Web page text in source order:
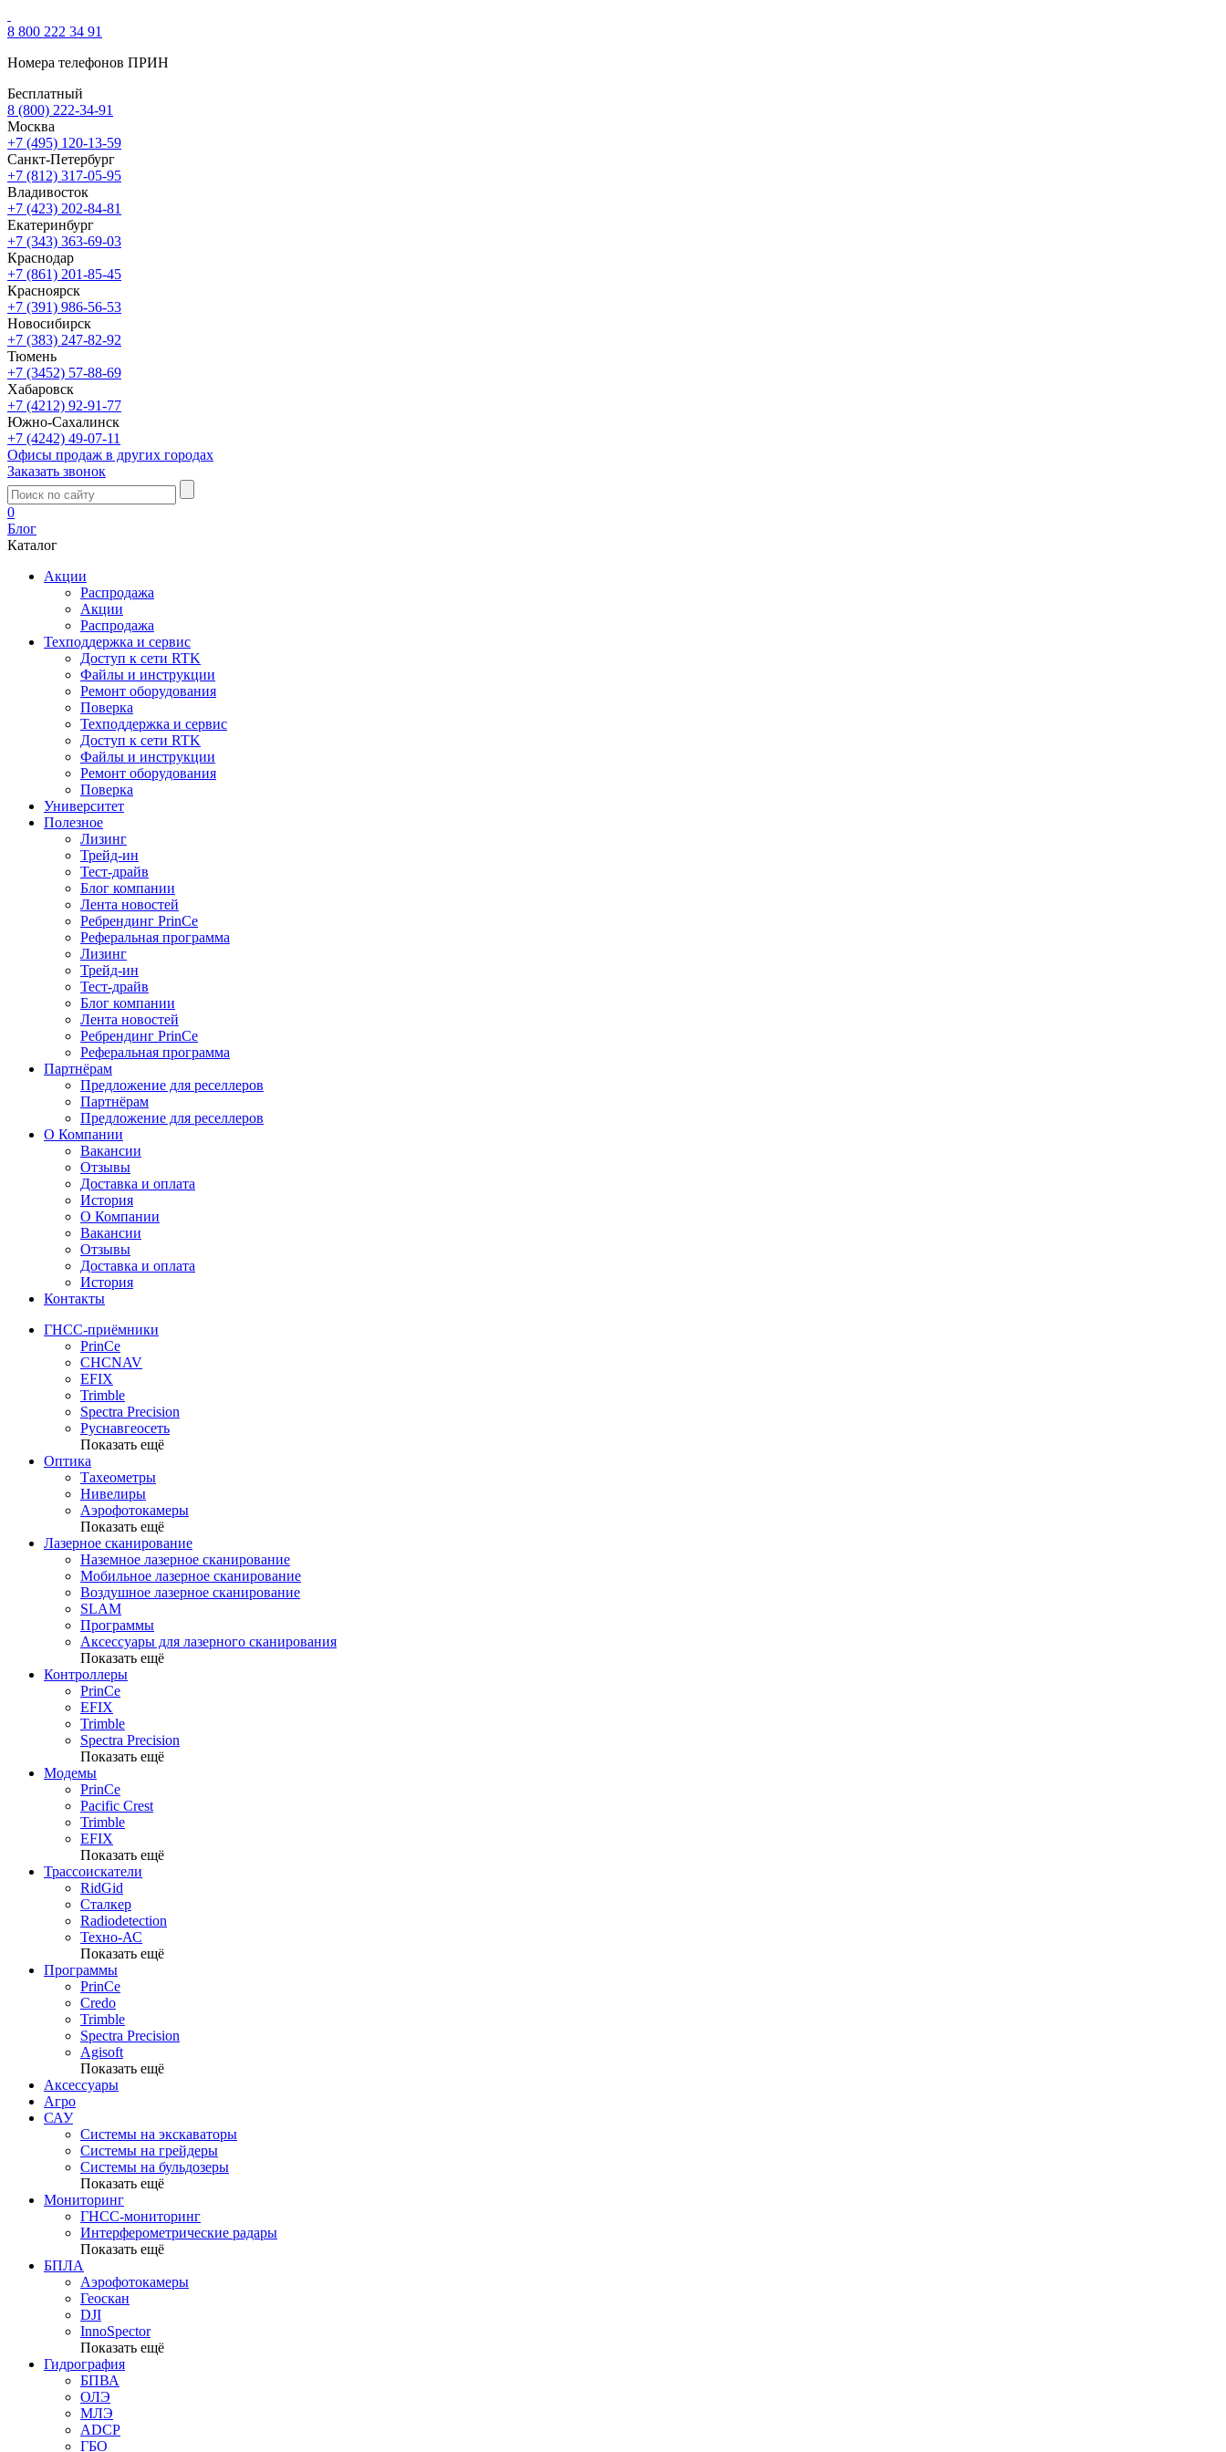
8 800 222 34 91
Номера телефонов ПРИН
Бесплатный
8 (800) 222-34-91
Москва
+7 (495) 120-13-59
Санкт-Петербург
+7 (812) 317-05-95
Владивосток
+7 (423) 202-84-81
Екатеринбург
+7 (343) 363-69-03
Краснодар
+7 (861) 201-85-45
Красноярск
+7 (391) 986-56-53
Новосибирск
+7 (383) 247-82-92
Тюмень
+7 (3452) 57-88-69
Хабаровск
+7 (4212) 92-91-77
Южно-Сахалинск
+7 (4242) 49-07-11
Офисы продаж в других городах
Заказать звонок
0
Блог
Каталог
Акции
Распродажа
Акции
Распродажа
Техподдержка и сервис
Доступ к сети RTK
Файлы и инструкции
Ремонт оборудования
Поверка
Техподдержка и сервис
Доступ к сети RTK
Файлы и инструкции
Ремонт оборудования
Поверка
Университет
Полезное
Лизинг
Трейд-ин
Тест-драйв
Блог компании
Лента новостей
Ребрендинг PrinCe
Реферальная программа
Лизинг
Трейд-ин
Тест-драйв
Блог компании
Лента новостей
Ребрендинг PrinCe
Реферальная программа
Партнёрам
Предложение для реселлеров
Партнёрам
Предложение для реселлеров
О Компании
Вакансии
Отзывы
Доставка и оплата
История
О Компании
Вакансии
Отзывы
Доставка и оплата
История
Контакты
ГНСС-приёмники
PrinCe
CHCNAV
EFIX
Trimble
Spectra Precision
Руснавгеосеть
Показать ещё
Оптика
Тахеометры
Нивелиры
Аэрофотокамеры
Показать ещё
Лазерное сканирование
Наземное лазерное сканирование
Мобильное лазерное сканирование
Воздушное лазерное сканирование
SLAM
Программы
Аксессуары для лазерного сканирования
Показать ещё
Контроллеры
PrinCe
EFIX
Trimble
Spectra Precision
Показать ещё
Модемы
PrinCe
Pacific Crest
Trimble
EFIX
Показать ещё
Трассоискатели
RidGid
Сталкер
Radiodetection
Техно-АС
Показать ещё
Программы
PrinCe
Credo
Trimble
Spectra Precision
Agisoft
Показать ещё
Аксессуары
Агро
САУ
Системы на экскаваторы
Системы на грейдеры
Системы на бульдозеры
Показать ещё
Мониторинг
ГНСС-мониторинг
Интерферометрические радары
Показать ещё
БПЛА
Аэрофотокамеры
Геоскан
DJI
InnoSpector
Показать ещё
Гидрография
БПВА
ОЛЭ
МЛЭ
ADCP
ГБО